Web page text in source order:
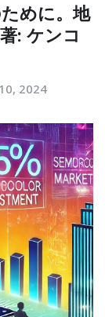
めに。地
: ケンコ
2024